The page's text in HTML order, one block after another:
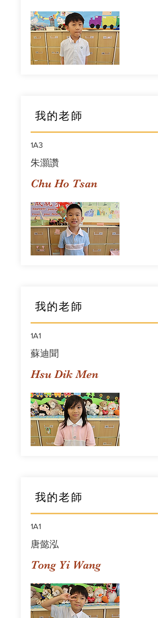
我的老師
1A3
朱灝讚
Chu Ho Tsan
我的老師
1A1
蘇迪聞
Hsu Dik Men
我的老師
1A1
唐懿泓
Tong Yi Wang